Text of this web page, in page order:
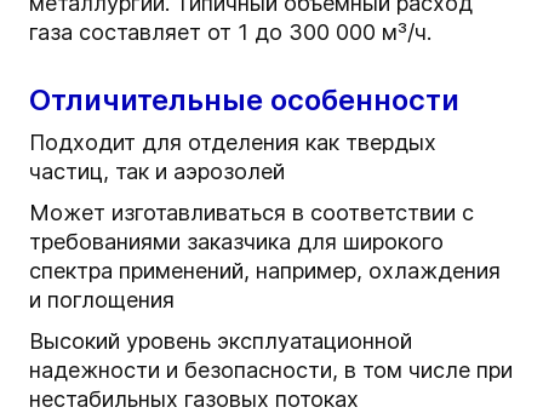
газа составляет от 1 до 300 000 м³/ч.
Отличительные особенности
Подходит для отделения как твердых
частиц, так и аэрозолей
Может изготавливаться в соответствии с
требованиями заказчика для широкого
спектра применений, например, охлаждения
и поглощения
Высокий уровень эксплуатационной
надежности и безопасности, в том числе при
нестабильных газовых потоках